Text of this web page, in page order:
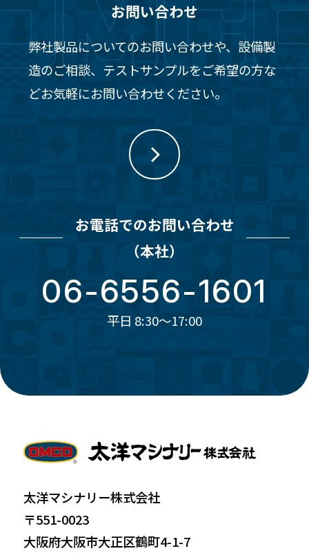
お問い合わせ
弊社製品についてのお問い合わせや、設備製
造のご相談、テストサンプルをご希望の方な
どお気軽にお問い合わせください。
お電話でのお問い合わせ
（本社）
06-6556-1601
平日 8:30～17:00
太洋マシナリー株式会社
〒551-0023
大阪府大阪市大正区鶴町4-1-7